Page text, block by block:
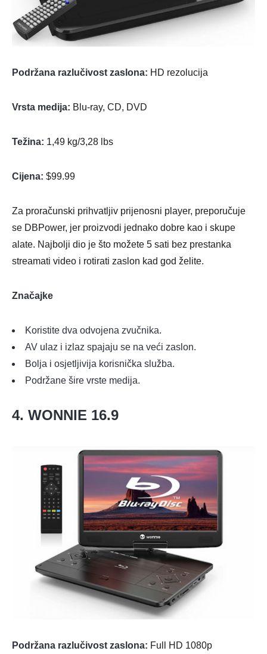
Podržana razlučivost zaslona: HD rezolucija
Vrsta medija: Blu-ray, CD, DVD
Težina: 1,49 kg/3,28 lbs
Cijena: $99.99
Za proračunski prihvatljiv prijenosni player, preporučuje
se DBPower, jer proizvodi jednako dobre kao i skupe
alate. Najbolji dio je što možete 5 sati bez prestanka
streamati video i rotirati zaslon kad god želite.
Značajke
Koristite dva odvojena zvučnika.
AV ulaz i izlaz spajaju se na veći zaslon.
Bolja i osjetljivija korisnička služba.
Podržane šire vrste medija.
4. WONNIE 16.9
Podržana razlučivost zaslona: Full HD 1080p